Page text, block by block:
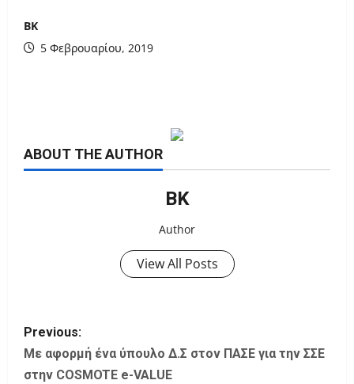
ΒΚ
5 Φεβρουαρίου, 2019
ABOUT THE AUTHOR
ΒΚ
Author
View All Posts
P
o
Previous:
Με αφορμή ένα ύπουλο Δ.Σ στον ΠΑΣΕ για την ΣΣΕ
στην COSMOTE e-VALUE